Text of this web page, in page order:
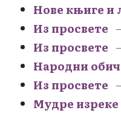
Нове књиге и
Из просвете
Из просвете
Народни
Из просвете
Мудре изреке